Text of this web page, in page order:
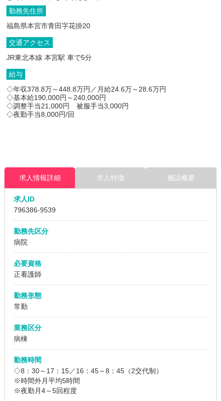
勤務先住所
福島県本宮市青田字花掛20
交通アクセス
JR東北本線 本宮駅 車で5分
給与
◇年収378.8万～448.8万円／月給24.6万～28.6万円
◇基本給190,000円～240,000円
◇調整手当21,000円 被服手当3,000円
◇夜勤手当8,000円/回
求人情報詳細 求人特徴 施設概要
求人ID
796386-9539
勤務先区分
病院
必要資格
正看護師
勤務形態
常勤
業務区分
病棟
勤務時間
◇8：30～17：15／16：45～8：45（2交代制）
※時間外月平均5時間
※夜勤月4～5回程度